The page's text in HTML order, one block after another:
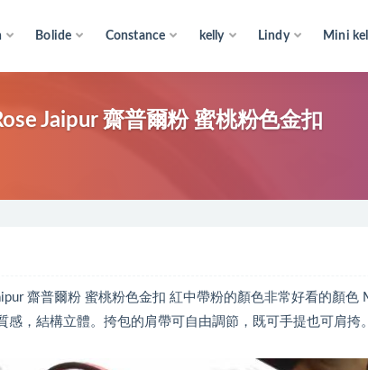
Bolide Constance kelly Lindy Mini
Jaipur 齋普爾粉 蜜桃粉色金扣
齋普爾粉 蜜桃粉色金扣 紅中帶粉的顏色非常好看的顏
，結構立體。挎包的肩帶可自由調節，既可手提也可肩挎。